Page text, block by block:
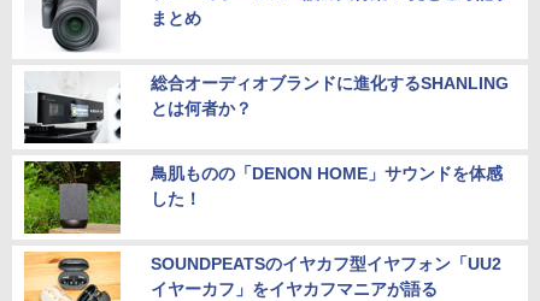
まとめ
総合オーディオブランドに進化するSHANLING
とは何者か？
鳥肌ものの「DENON HOME」サウンドを体感
した！
SOUNDPEATSのイヤカフ型イヤフォン「UU2
イヤーカフ」をイヤカフマニアが語る